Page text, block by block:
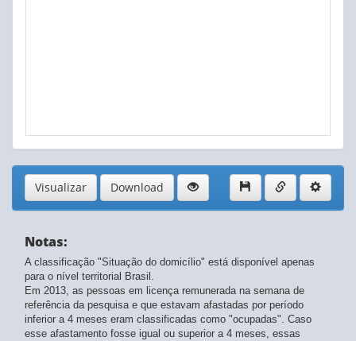
Visualizar Download
Notas:
A classificação "Situação do domicílio" está disponível apenas
para o nível territorial Brasil.
Em 2013, as pessoas em licença remunerada na semana de
referência da pesquisa e que estavam afastadas por período
inferior a 4 meses eram classificadas como "ocupadas". Caso
esse afastamento fosse igual ou superior a 4 meses, essas